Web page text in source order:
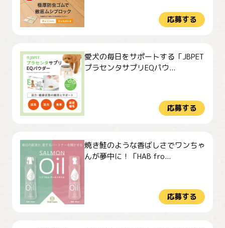
応募する
愛犬の毎日をサポートする「JBPET
プラセンタサプリEQパウ...
応募する
焼き鮭のような香ばしさでワンちゃ
んが夢中に！「HAB fro...
応募する